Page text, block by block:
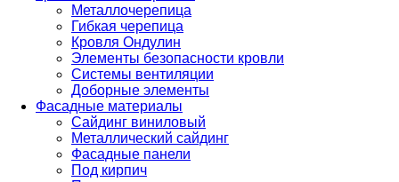
Металлочерепица
Гибкая черепица
Кровля Ондулин
Элементы безопасности кровли
Системы вентиляции
Доборные элементы
Фасадные материалы
Сайдинг виниловый
Металлический сайдинг
Фасадные панели
Под кирпич